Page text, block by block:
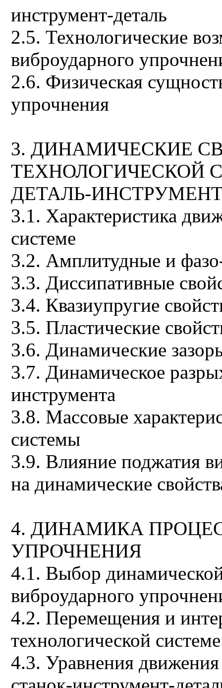
инструмент-деталь
2.5. Технологические
виброударного
2.6. Физическая
упрочнения
3. ДИНАМИЧЕСКИЕ
ТЕХНОЛОГИЧЕСКОЙ
ДЕТАЛЬ-
3.1. Характеристика
системе
3.2. Амплитудные и
3.3. Диссипативные
3.4. Квазиупругие
3.5. Пластические
3.6. Динамические
3.7. Динамическое
инструмента
3.8. Массовые
системы
3.9. Влияние поджатия
на динамические
4. ДИНАМИКА
УПРОЧНЕНИЯ
4.1. Выбор
виброударного
4.2. Перемещения и
технологической
4.3. Уравнения